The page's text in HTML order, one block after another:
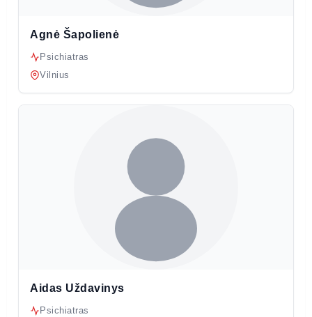
Agnė Šapolienė
Psichiatras
Vilnius
Aidas Uždavinys
Psichiatras